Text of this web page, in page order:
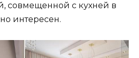
совмещенной с кухней в
интересен.